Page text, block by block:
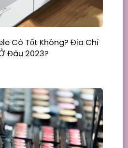
Có Tốt Không? Địa Chỉ
Đâu 2023?